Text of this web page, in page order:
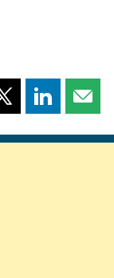
Partager
page
Partager
page page